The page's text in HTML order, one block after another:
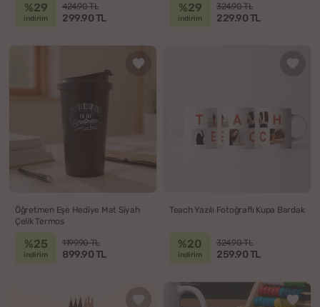
%29
indirim
424.90 TL
299.90 TL
%29
indirim
324.90 TL
229.90 TL
Öğretmen Eşe Hediye Mat Siyah
Çelik Termos
%25
indirim
1199.90 TL
899.90 TL
Teach Yazılı Fotoğraflı Kupa Bardak
%20
indirim
324.90 TL
259.90 TL